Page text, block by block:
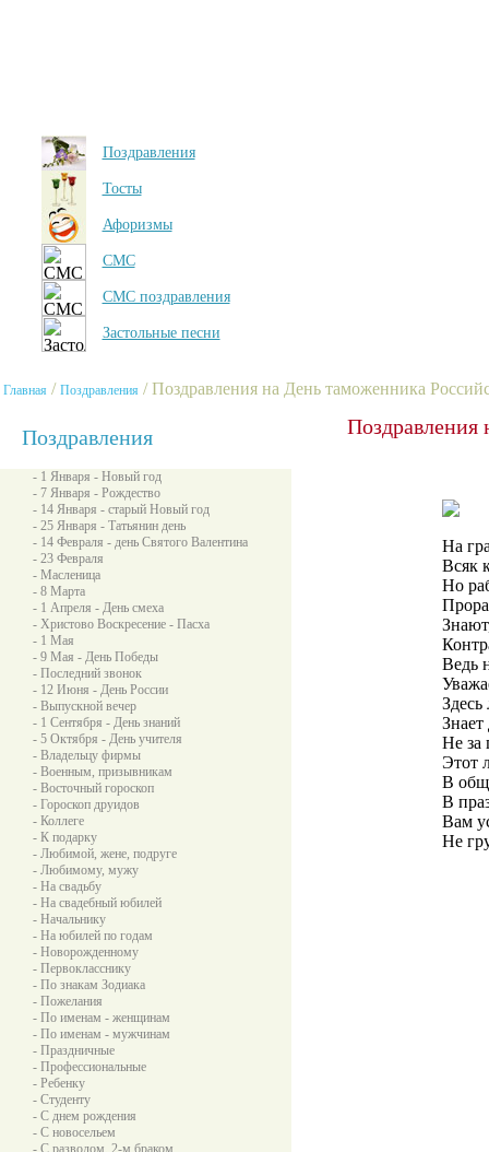
Поздравления
Тосты
Афоризмы
СМС
СМС поздравления
Застольные песни
Главная / Поздравления / Поздравления на День таможенника
Поздравления
- 1 Января - Новый год
- 7 Января - Рождество
- 14 Января - старый Новый год
- 25 Января - Татьянин день
- 14 Февраля - день Святого Валентина
- 23 Февраля
- Масленица
- 8 Марта
- 1 Апреля - День смеха
- Христово Воскресение - Пасха
- 1 Мая
- 9 Мая - День Победы
- Последний звонок
- 12 Июня - День России
- Выпускной вечер
- 1 Сентября - День знаний
- 5 Октября - День учителя
- Владельцу фирмы
- Военным, призывникам
- Восточный гороскоп
- Гороскоп друидов
- Коллеге
- К подарку
- Любимой, жене, подруге
- Любимому, мужу
- На свадьбу
- На свадебный юбилей
- Начальнику
- На юбилей по годам
- Новорожденному
- Первокласснику
- По знакам Зодиака
- Пожелания
- По именам - женщинам
- По именам - мужчинам
- Праздничные
- Профессиональные
- Ребенку
- Студенту
- С днем рождения
- С новосельем
- С разводом, 2-м браком
Поздравления
На
Всяк
Но
Ведь
Знает
Не за
Этот
В
В
Вам
Не